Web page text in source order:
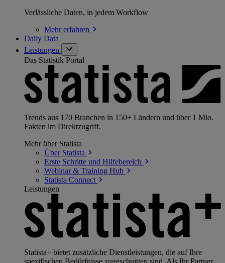
Verlässliche Daten, in jedem Workflow
Mehrerfahren
Daily Data
Leistungen
Das Statistik Portal
Trends aus 170 Branchen in 150+ Ländern und über 1 Mio.
Fakten im Direktzugriff.
Mehr über Statista
Über Statista
Erste Schritte und Hilfebereich
Webinar & Training Hub
Statista Connect
Leistungen
Statista+ bietet zusätzliche Dienstleistungen, die auf Ihre
spezifischen Bedürfnisse zugeschnitten sind. Als Ihr Partner